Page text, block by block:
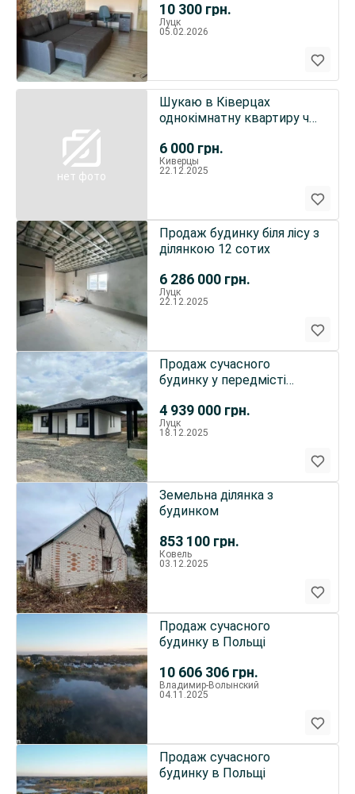
10 300 грн.
Луцк
05.02.2026
нет фото
6 000 грн.
Шукаю в Ківерцах
однокімнатну квартиру чи
Киверцы
22.12.2025
6 286 000 грн.
Продаж будинку біля лісу з
ділянкою 12 сотих
Луцк
22.12.2025
4 939 000 грн.
Продаж сучасного
будинку у передмісті
Луцк
18.12.2025
853 100 грн.
Земельна ділянка з
будинком
Ковель
03.12.2025
10 606 306 грн.
Продаж сучасного
будинку в Польщі
Владимир-Волынский
04.11.2025
Продаж сучасного
будинку в Польщі